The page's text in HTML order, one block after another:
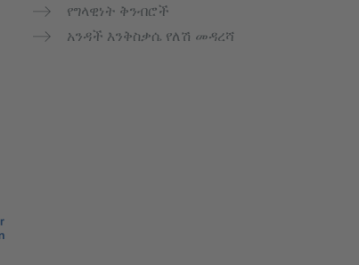
የግላዊነት ቅንብሮች
አንዳች እንቅስቃሴ የለሽ መዳረሻ